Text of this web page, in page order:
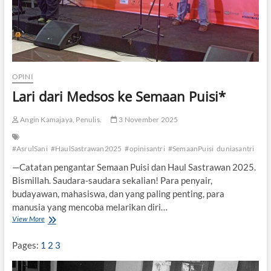
u
i
s
:
D
i
G
n
g
a
n
k
e
OPINI
Lari dari Medsos ke Semaan Puisi*
Angin Kamajaya, Penulis. 3 November 2025
#AsrulSani #HaulSastrawan2025 #opinisantri #SemaanPuisi duniasantri
—Catatan pengantar Semaan Puisi dan Haul Sastrawan 2025.
Bismillah. Saudara-saudara sekalian! Para penyair,
budayawan, mahasiswa, dan yang paling penting, para
manusia yang mencoba melarikan diri…
View MoreL
i
d
Pages: 1 2 3